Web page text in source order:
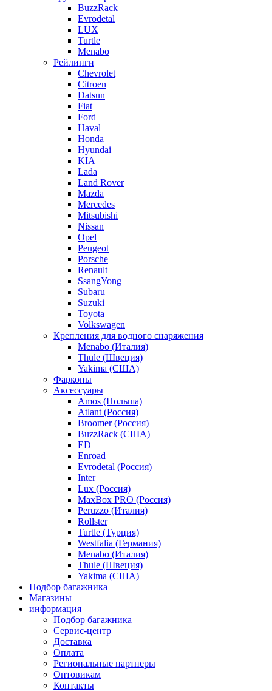
BuzzRack
Evrodetal
LUX
Turtle
Menabo
Рейлинги
Chevrolet
Citroen
Datsun
Fiat
Ford
Haval
Honda
Hyundai
KIA
Lada
Land Rover
Mazda
Mercedes
Mitsubishi
Nissan
Opel
Peugeot
Porsche
Renault
SsangYong
Subaru
Suzuki
Toyota
Volkswagen
Крепления для водного снаряжения
Menabo (Италия)
Thule (Швеция)
Yakima (США)
Фаркопы
Аксессуары
Amos (Польша)
Atlant (Россия)
Broomer (Россия)
BuzzRack (США)
ED
Enroad
Evrodetal (Россия)
Inter
Lux (Россия)
MaxBox PRO (Россия)
Peruzzo (Италия)
Rollster
Turtle (Турция)
Westfalia (Германия)
Menabo (Италия)
Thule (Швеция)
Yakima (США)
Подбор багажника
Магазины
информация
Подбор багажника
Сервис-центр
Доставка
Оплата
Региональные партнеры
Оптовикам
Контакты